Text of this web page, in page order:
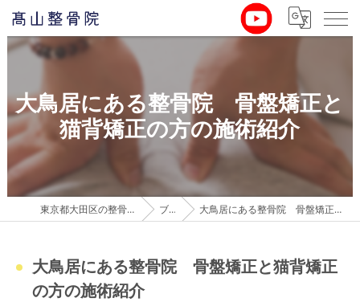
大鳥居にある整骨院 骨盤矯正と
猫背矯正の方の施術紹介
東京都大田区の整骨院なら髙山整骨院 ブログ 大鳥居にある整骨院 骨盤矯正と猫背矯正の方の施術紹介
大鳥居にある整骨院 骨盤矯正と猫背矯正
の方の施術紹介